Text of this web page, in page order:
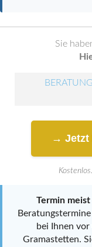
Sie
→ Jetzt
Termin
bei Ihnen
Gramastetten.